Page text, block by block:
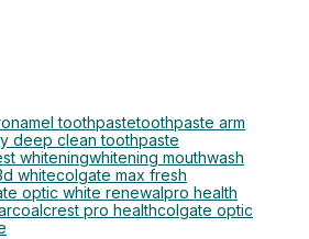
toothpastetoothpaste arm
deep clean toothpaste
whiteningwhitening mouthwash
whitecolgate max fresh
optic white renewal pro health
crest pro healthcolgate optic